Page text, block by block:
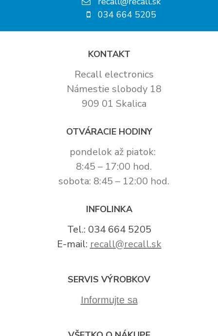
034 664 5205
KONTAKT
Recall electronics
Námestie slobody 18
909 01 Skalica
OTVÁRACIE HODINY
pondelok až piatok:
8:45 – 17:00 hod.
sobota: 8:45 – 12:00 hod.
INFOLINKA
Tel.: 034 664 5205
E-mail: recall@recall.sk
SERVIS VÝROBKOV
Informujte sa